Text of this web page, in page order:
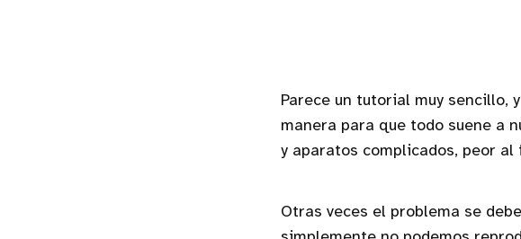
Parece un tutorial muy sencillo,
manera para que todo suene a
y aparatos complicados, peor
Otras veces el problema se